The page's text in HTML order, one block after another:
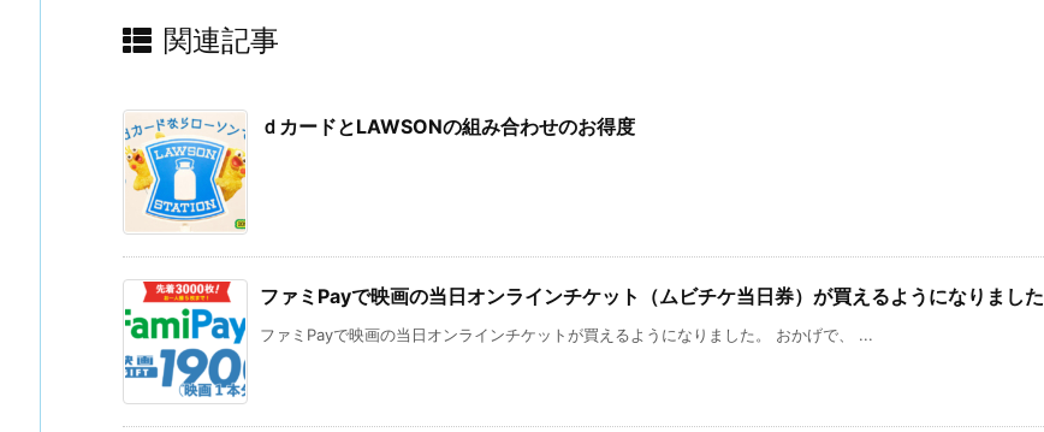
関連記事
ｄカードとLAWSONの組み合わせのお得度
ファミPayで映画の当日オンラインチケット（ムビチケ当日券）が買えるようになりました
ファミPayで映画の当日オンラインチケットが買えるようになりました。 おかげで、 ...